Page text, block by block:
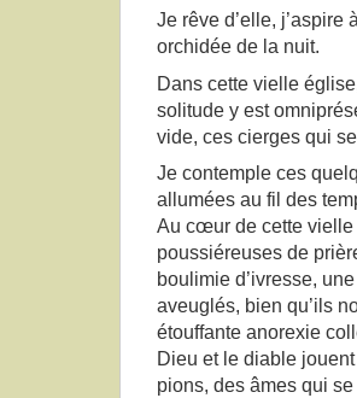
Je rêve d’elle,
orchidée de la nuit.
Dans cette vielle
solitude y est
vide, ces cierges qui
Je contemple ces
allumées au fil des
Au cœur de cette
poussiéreuses de
boulimie d’ivresse,
aveuglés, bien qu’ils
étouffante anorexie
Dieu et le diable
pions, des âmes qui